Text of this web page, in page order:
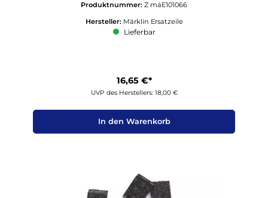
Produktnummer: Z mäE101066
Hersteller: Märklin Ersatzeile
Lieferbar
16,65 €*
UVP des Herstellers: 18,00 €
In den Warenkorb